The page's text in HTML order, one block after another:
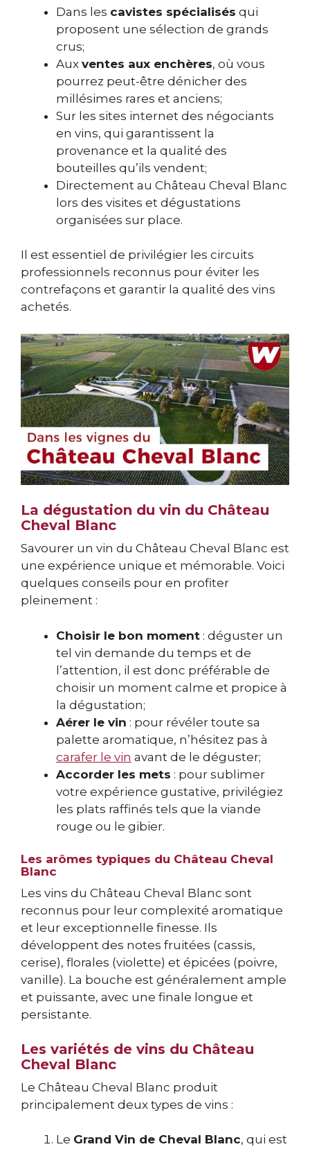
Dans les cavistes spécialisés qui
proposent une sélection de grands
crus;
Aux ventes aux enchères, où vous
pourrez peut-être dénicher des
millésimes rares et anciens;
Sur les sites internet des négociants
en vins, qui garantissent la
provenance et la qualité des
bouteilles qu’ils vendent;
Directement au Château Cheval Blanc
lors des visites et dégustations
organisées sur place.
Il est essentiel de privilégier les circuits
professionnels reconnus pour éviter les
contrefaçons et garantir la qualité des vins
achetés.
La dégustation du vin du Château
Cheval Blanc
Savourer un vin du Château Cheval Blanc est
une expérience unique et mémorable. Voici
quelques conseils pour en profiter
pleinement :
Choisir le bon moment : déguster un
tel vin demande du temps et de
l’attention, il est donc préférable de
choisir un moment calme et propice à
la dégustation;
Aérer le vin : pour révéler toute sa
palette aromatique, n’hésitez pas à
carafer le vin avant de le déguster;
Accorder les mets : pour sublimer
votre expérience gustative, privilégiez
les plats raffinés tels que la viande
rouge ou le gibier.
Les arômes typiques du Château Cheval
Blanc
Les vins du Château Cheval Blanc sont
reconnus pour leur complexité aromatique
et leur exceptionnelle finesse. Ils
développent des notes fruitées (cassis,
cerise), florales (violette) et épicées (poivre,
vanille). La bouche est généralement ample
et puissante, avec une finale longue et
persistante.
Les variétés de vins du Château
Cheval Blanc
Le Château Cheval Blanc produit
principalement deux types de vins :
Le Grand Vin de Cheval Blanc, qui est